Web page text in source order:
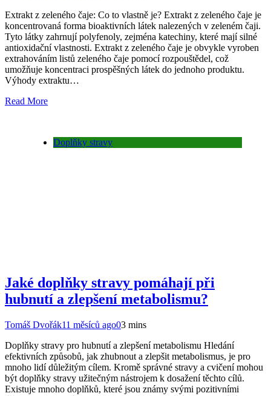
Extrakt z zeleného čaje: Co to vlastně je? Extrakt z zeleného čaje je
koncentrovaná forma bioaktivních látek nalezených v zeleném čaji.
Tyto látky zahrnují polyfenoly, zejména katechiny, které mají silné
antioxidační vlastnosti. Extrakt z zeleného čaje je obvykle vyroben
extrahováním listů zeleného čaje pomocí rozpouštědel, což
umožňuje koncentraci prospěšných látek do jednoho produktu.
Výhody extraktu…
Read More
Doplňky stravy
Jaké doplňky stravy pomáhají při
hubnutí a zlepšení metabolismu?
Tomáš Dvořák11 měsíců ago03 mins
Doplňky stravy pro hubnutí a zlepšení metabolismu Hledání
efektivních způsobů, jak zhubnout a zlepšit metabolismus, je pro
mnoho lidí důležitým cílem. Kromě správné stravy a cvičení mohou
být doplňky stravy užitečným nástrojem k dosažení těchto cílů.
Existuje mnoho doplňků, které jsou známy svými pozitivními